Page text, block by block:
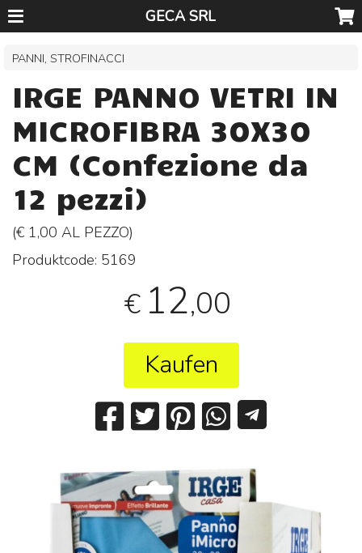
GECA SRL
PANNI, STROFINACCI
IRGE PANNO VETRI IN
MICROFIBRA 30X30
CM (Confezione da
12 pezzi)
(€ 1,00 AL PEZZO)
Produktcode: 5169
€ 12,00
Kaufen